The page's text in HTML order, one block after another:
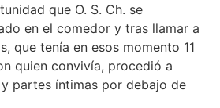
que O. S. Ch. se
en el comedor y tras llamar a
que tenía en esos momento 11
quien convivía, procedió a
partes íntimas por debajo de